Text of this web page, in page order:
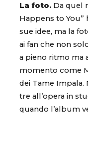
La foto. Da quel
Happens to You”
sue idee, ma la
ai fan che non
a pieno ritmo ma
momento come
dei Tame Impala.
tre all’opera in
quando l’album